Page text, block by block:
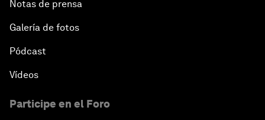
Notas de prensa
Galería de fotos
Pódcast
Vídeos
Participe en el Foro